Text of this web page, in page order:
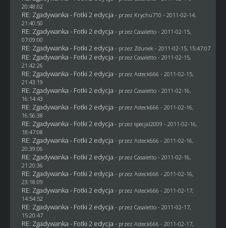
20:48:02
RE: Zgadywanka - Fotki 2 edycja - przez Krychu710 - 2011-02-14,
21:40:50
RE: Zgadywanka - Fotki 2 edycja - przez Casaletto- 2011-02-15,
07:09:00
RE: Zgadywanka - Fotki 2 edycja - przez Zdunek - 2011-02-15, 15:47:07
RE: Zgadywanka - Fotki 2 edycja - przez Casaletto- 2011-02-15,
21:42:26
RE: Zgadywanka - Fotki 2 edycja - przez Asteck666 - 2011-02-15,
21:43:19
RE: Zgadywanka - Fotki 2 edycja - przez Casaletto- 2011-02-16,
16:14:43
RE: Zgadywanka - Fotki 2 edycja - przez Asteck666 - 2011-02-16,
16:56:38
RE: Zgadywanka - Fotki 2 edycja - przez specjal2009 - 2011-02-16,
18:47:08
RE: Zgadywanka - Fotki 2 edycja - przez Asteck666 - 2011-02-16,
20:39:06
RE: Zgadywanka - Fotki 2 edycja - przez Casaletto- 2011-02-16,
21:20:36
RE: Zgadywanka - Fotki 2 edycja - przez Asteck666 - 2011-02-16,
23:18:09
RE: Zgadywanka - Fotki 2 edycja - przez Asteck666 - 2011-02-17,
14:54:52
RE: Zgadywanka - Fotki 2 edycja - przez Casaletto- 2011-02-17,
15:20:47
RE: Zgadywanka - Fotki 2 edycja - przez Asteck666 - 2011-02-17,